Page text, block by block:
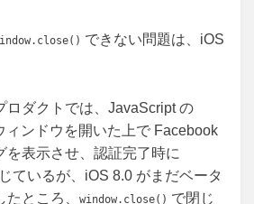
できない問題は、iOS
ロダクトでは、JavaScript の
ィンドウを開いた上で Facebook
を表示させ、認証完了時に
ているが、iOS 8.0 がまだベータ
ところ、
window.close() で閉じ